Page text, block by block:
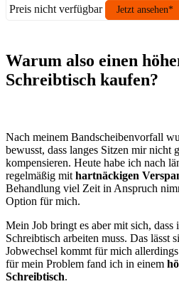
Preis nicht verfügbar
Jetzt ansehen*
Warum also einen
Schreibtisch kaufen?
Nach meinem Bandscheibenvorfall
bewusst, dass langes Sitzen mir nicht
kompensieren. Heute habe ich nach
regelmäßig mithartnäckigen
Behandlung viel Zeit in Anspruch
Option für mich.
Mein Job bringt es aber mit sich, dass
Schreibtisch arbeiten muss. Das lässt
Jobwechsel kommt für mich
für mein Problem fand ich in einem
Schreibtisch.